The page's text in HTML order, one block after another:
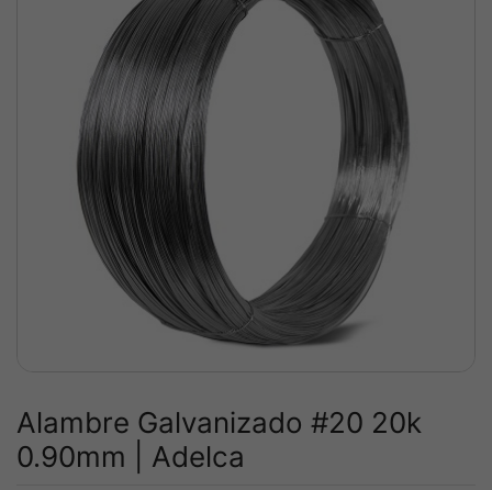
Alambre Galvanizado #20 20k
0.90mm | Adelca